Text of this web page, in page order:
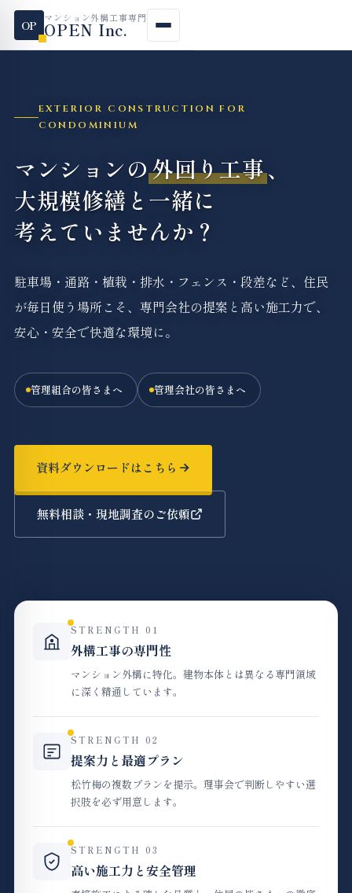
OP マンション外構工事専門
OPEN Inc.
EXTERIOR CONSTRUCTION FOR
CONDOMINIUM
マンションの外回り工事、
大規模修繕と一緒に
考えていませんか？
駐車場・通路・植栽・排水・フェンス・段差など、住民
が毎日使う場所こそ、専門会社の提案と高い施工力で、
安心・安全で快適な環境に。
管理組合の皆さまへ 管理会社の皆さまへ
資料ダウンロードはこちら
無料相談・現地調査のご依頼
STRENGTH 01
外構工事の専門性
マンション外構に特化。建物本体とは異なる専門領域
に深く精通しています。
STRENGTH 02
提案力と最適プラン
松竹梅の複数プランを提示。理事会で判断しやすい選
択肢を必ず用意します。
STRENGTH 03
高い施工力と安全管理